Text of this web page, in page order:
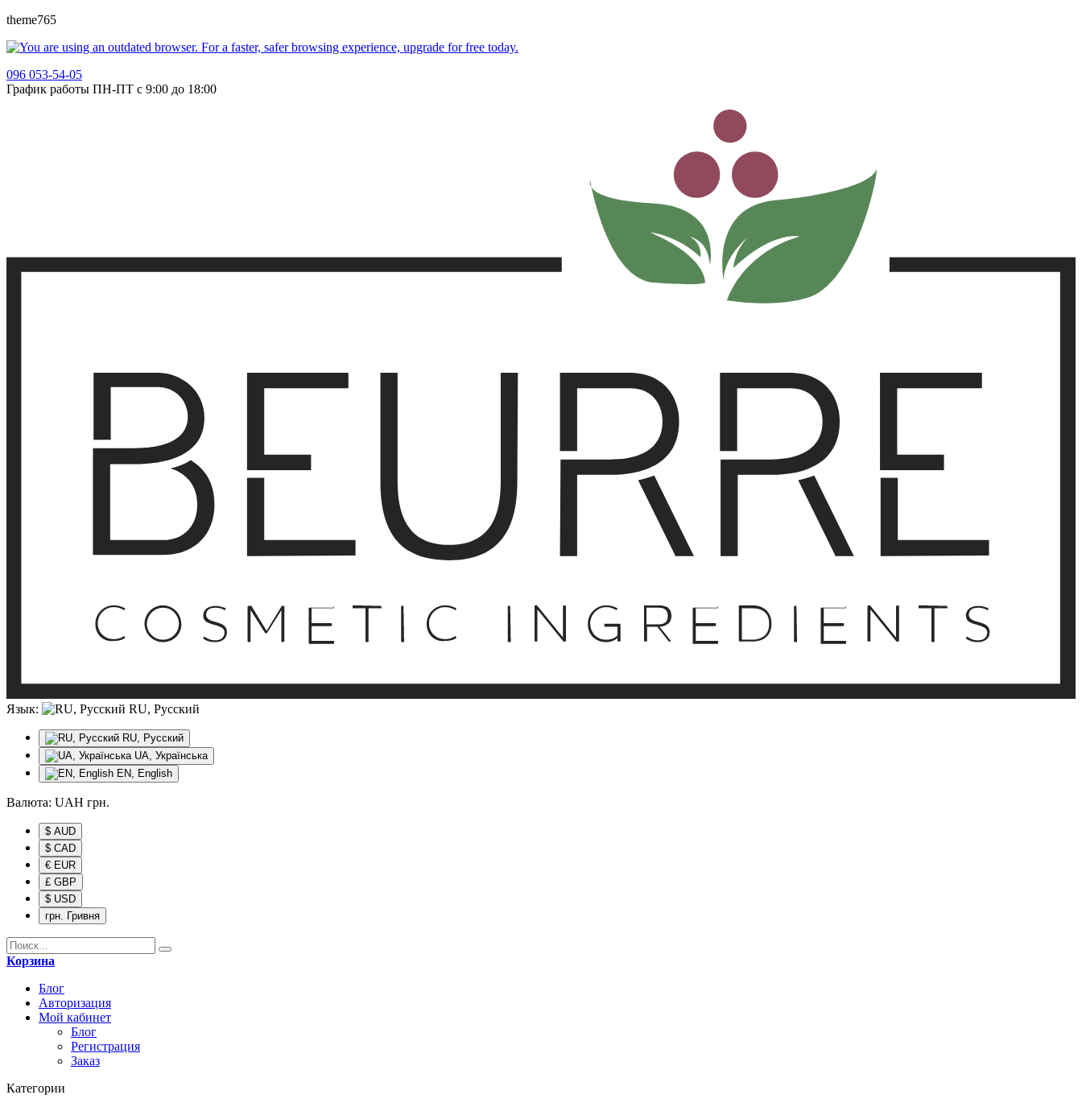
theme765
096 053-54-05
График работы ПН-ПТ с 9:00 до 18:00
Язык: RU, Русский
RU, Русский
UA, Українська
EN, English
Валюта: UAH грн.
$ AUD
$ CAD
€ EUR
£ GBP
$ USD
грн. Гривня
Корзина
Блог
Авторизация
Мой кабинет
Блог
Регистрация
Заказ
Категории